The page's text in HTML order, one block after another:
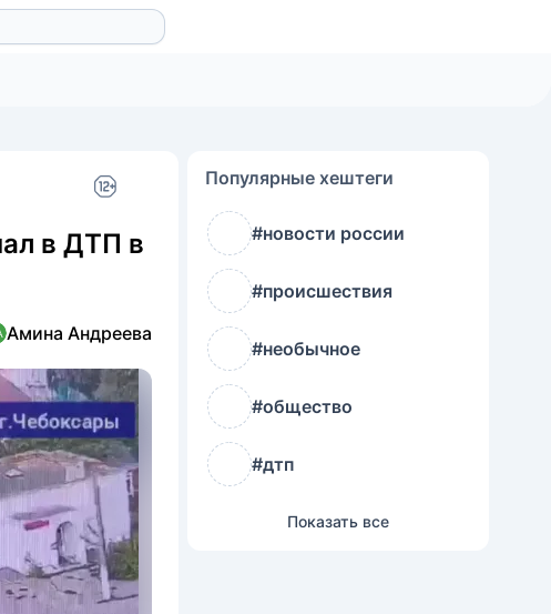
в ДТП в
Амина Андреева
Популярные хештеги
#новости россии
#происшествия
#необычное
#общество
#дтп
Показать все